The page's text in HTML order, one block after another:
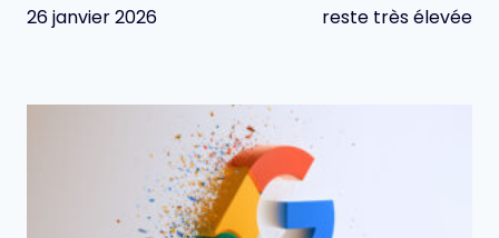
26 janvier 2026
reste très élevée